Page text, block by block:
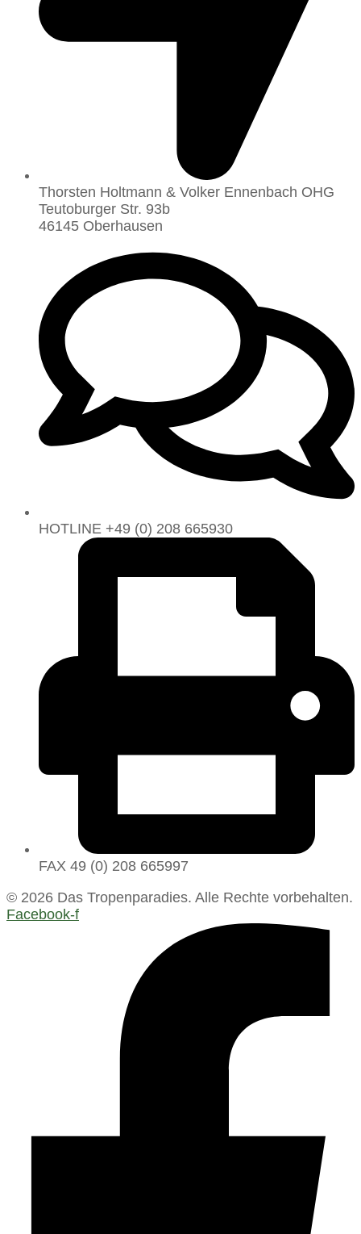
Thorsten Holtmann & Volker Ennenbach OHG
Teutoburger Str. 93b
46145 Oberhausen
HOTLINE +49 (0) 208 665930
FAX 49 (0) 208 665997
© 2026 Das Tropenparadies. Alle Rechte vorbehalten.
Facebook-f